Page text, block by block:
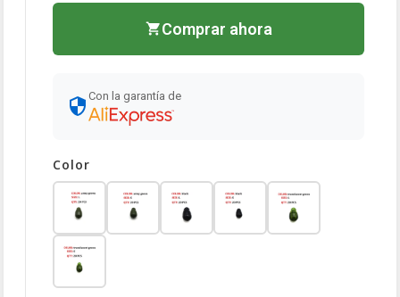
Comprar ahora
Con la garantía de
Color